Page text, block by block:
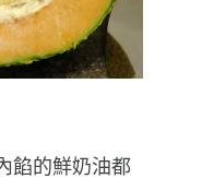
餡的鮮奶油都